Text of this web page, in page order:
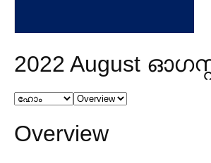
2022 August
Overview